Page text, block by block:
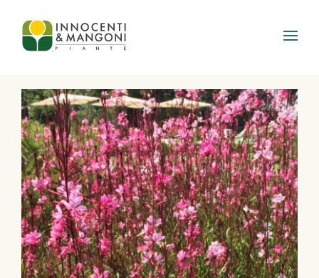
Skip to main content